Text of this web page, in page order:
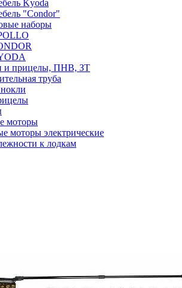
Kyoda
"Condor"
наборы
и прицелы, ПНВ, ЗТ
труба
моторы
моторы электрические
к лодкам